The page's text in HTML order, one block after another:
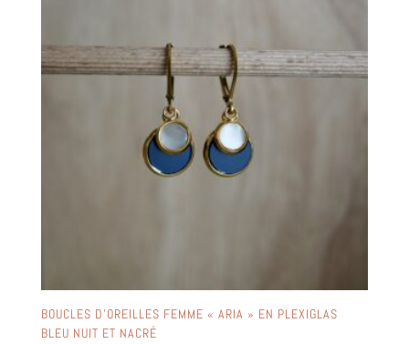
BOUCLES D’OREILLES FEMME « ARIA » EN PLEXIGLAS
BLEU NUIT ET NACRÉ